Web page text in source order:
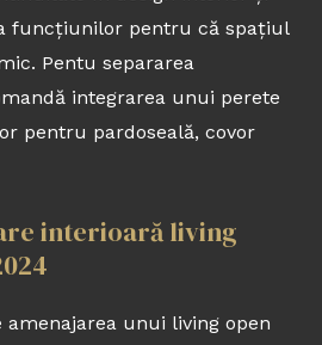
funcțiunilor pentru că spațiul
Pentu separarea
integrarea unui perete
pentru pardoseală, covor
interioară living
amenajarea unui living open